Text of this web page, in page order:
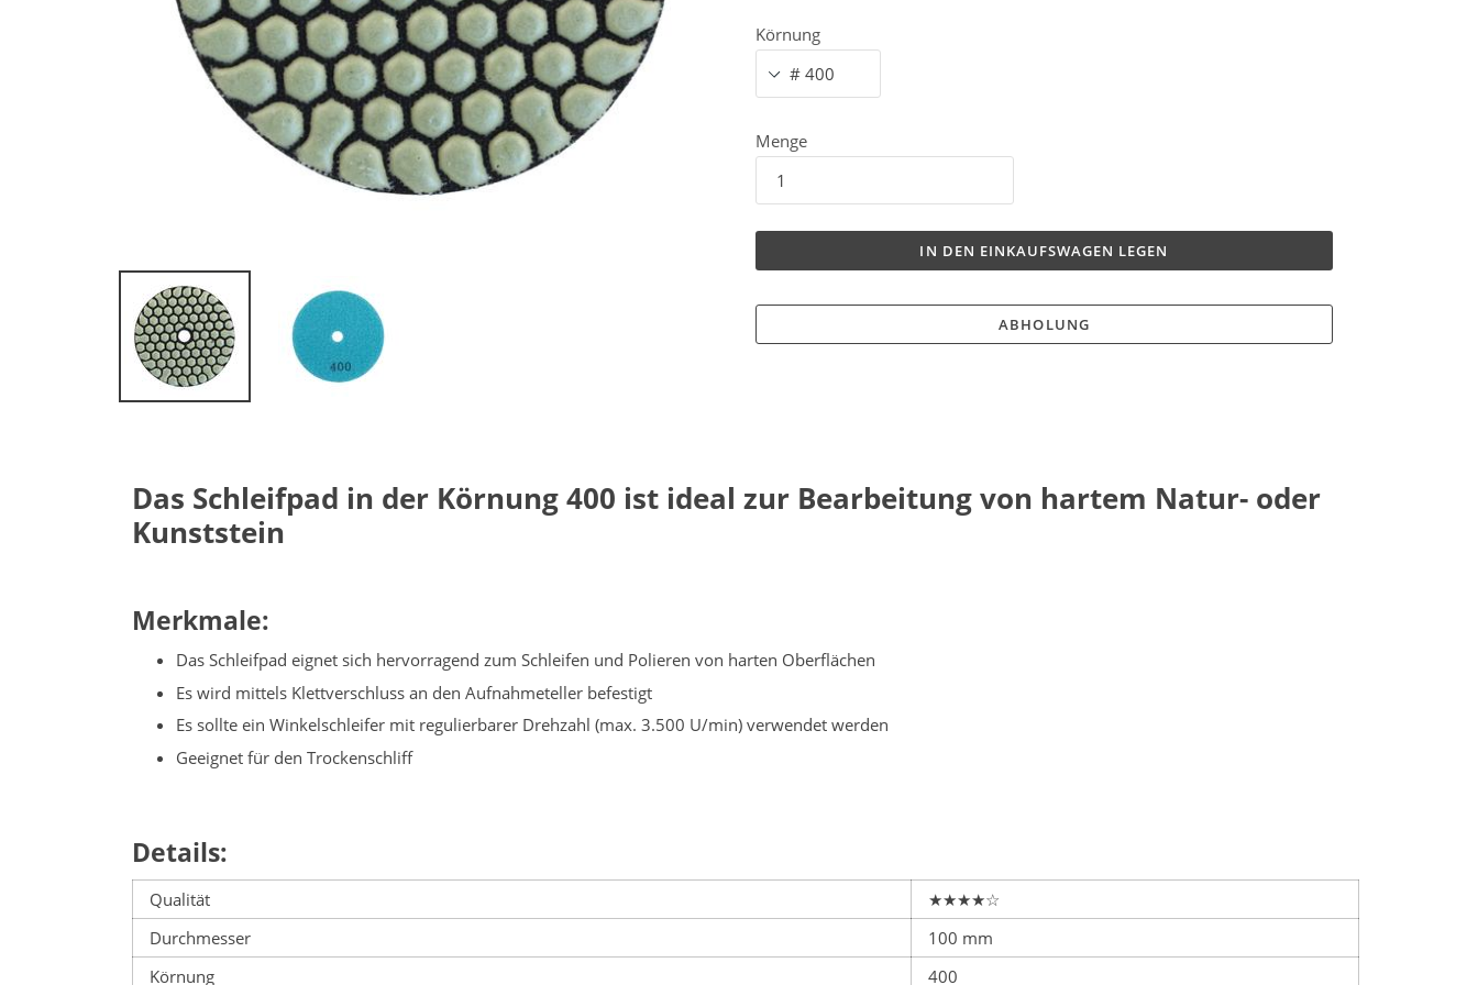
Körnung
Menge
IN DEN EINKAUFSWAGEN LEGEN
ABHOLUNG
Das Schleifpad in der Körnung 400 ist ideal zur Bearbeitung von hartem Natur- oder
Kunststein
Merkmale:
Das Schleifpad eignet sich hervorragend zum Schleifen und Polieren von harten Oberflächen
Es wird mittels Klettverschluss an den Aufnahmeteller befestigt
Es sollte ein Winkelschleifer mit regulierbarer Drehzahl (max. 3.500 U/min) verwendet werden
Geeignet für den Trockenschliff
Details:
Qualität
★★★★☆
Durchmesser
100 mm
Körnung
400